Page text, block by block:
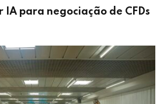
IA para negociação de CFDs